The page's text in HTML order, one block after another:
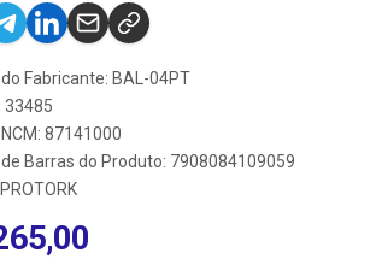
Fabricante: BAL-04PT
33485
87141000
Barras do Produto: 7908084109059
PROTORK